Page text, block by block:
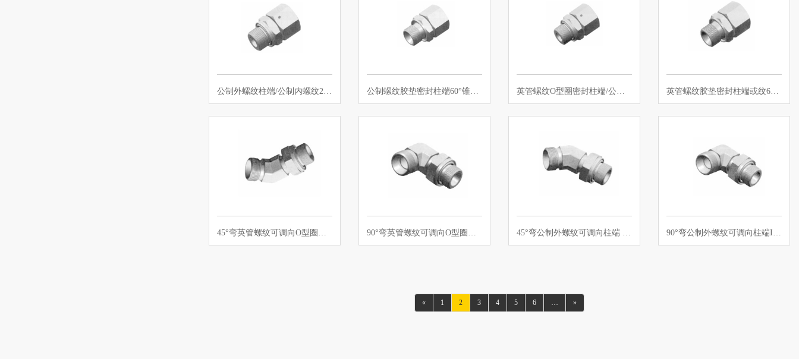
公制外螺纹柱端/公制内螺纹24°锥O型… 公制螺纹胶垫密封柱端60°锥密封/24… 英管螺纹O型圈密封柱端/公制内螺纹… 英管螺纹胶垫密封柱端或纹60°锥密封…
45°弯英管螺纹可调向O型圈密封柱端 90°弯英管螺纹可调向O型圈密封柱端 45°弯公制外螺纹可调向柱端 ISO 61… 90°弯公制外螺纹可调向柱端ISO 614…
« 1 2 3 4 5 6 … »